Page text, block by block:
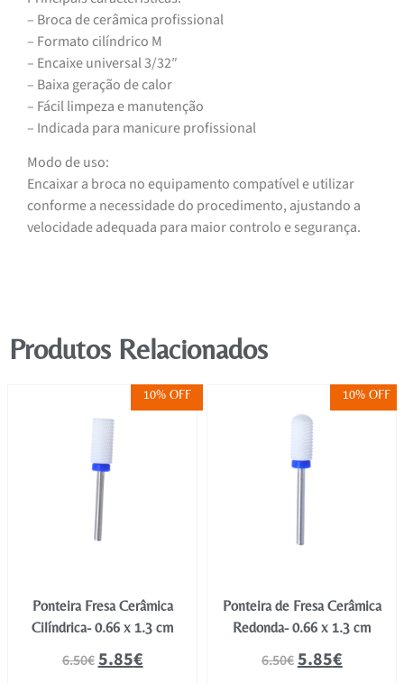
– Broca de cerâmica profissional
– Formato cilíndrico M
– Encaixe universal 3/32″
– Baixa geração de calor
– Fácil limpeza e manutenção
– Indicada para manicure profissional
Modo de uso:
Encaixar a broca no equipamento compatível e utilizar
conforme a necessidade do procedimento, ajustando a
velocidade adequada para maior controlo e segurança.
Produtos Relacionados
10% OFF
Ponteira Fresa Cerâmica
Cilíndrica- 0.66 x 1.3 cm
6.50€5.85€
10% OFF
Ponteira de Fresa Cerâmica
Redonda- 0.66 x 1.3 cm
6.50€5.85€